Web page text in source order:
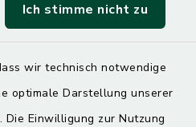
Ich stimme nicht zu
wir technisch notwendige
optimale Darstellung unserer
Die Einwilligung zur Nutzung